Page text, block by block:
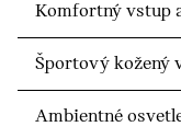
Komfortný vstup
Športový kožený
Ambientné